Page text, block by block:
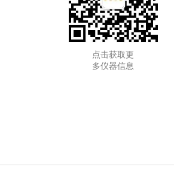
点击获取更
多仪器信息